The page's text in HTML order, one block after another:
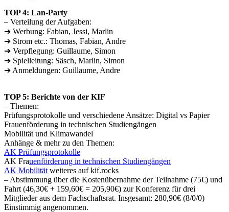
TOP 4: Lan-Party
– Verteilung der Aufgaben:
➔ Werbung: Fabian, Jessi, Marlin
➔ Strom etc.: Thomas, Fabian, Andre
➔ Verpflegung: Guillaume, Simon
➔ Spielleitung: Säsch, Marlin, Simon
➔ Anmeldungen: Guillaume, Andre
TOP 5: Berichte von der KIF
– Themen:
Prüfungsprotokolle und verschiedene Ansätze: Digital vs Papier
Frauenförderung in technischen Studiengängen
Mobilität und Klimawandel
Anhänge & mehr zu den Themen:
AK Prüfungsprotokolle
AK Frauenförderung in technischen Studiengängen
AK Mobilität weiteres auf kif.rocks
– Abstimmung über die Kostenübernahme der Teilnahme (75€) und
Fahrt (46,30€ + 159,60€ = 205,90€) zur Konferenz für drei
Mitglieder aus dem Fachschaftsrat. Insgesamt: 280,90€ (8/0/0)
Einstimmig angenommen.